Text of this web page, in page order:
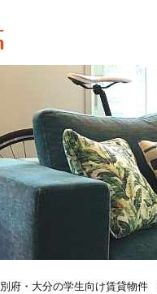
別府・大分の学生向け賃貸物件